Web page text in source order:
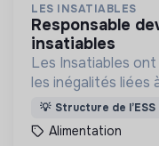
LES INSATIABLES
responsable developpement les
insatiables
Les Insatiables
les inégalités liées
tous les territoires.
💡 Structure de l’ESS
Alimentation